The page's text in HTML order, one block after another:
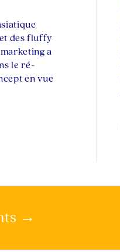
des fluffy
a
le ré-
en vue
→